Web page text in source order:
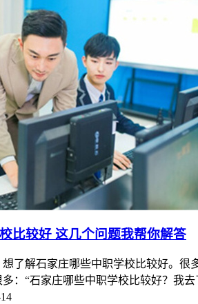
比较好 这几个问题我帮你解答
了解石家庄哪些中职学校比较好。
：“石家庄哪些中职学校比较好？我